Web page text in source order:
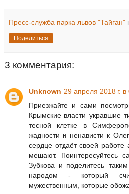
Пресс-служба парка львов "Тайган"
Поделиться
3 комментария:
Unknown 29 апреля 2018 г. в
Приезжайте и сами
Крымские власти укравшие
тесной клетке в
жадности и ненависти к
сердце отдаёт своей работе
мешают. Поинтересуйтесь
Зубкова и поделитесь
народом - который
мужественным, которые